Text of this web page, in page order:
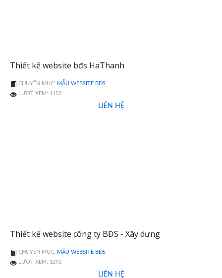
Thiết kế website bđs HaThanh
CHUYÊN MỤC: MẪU WEBSITE BĐS
LƯỢT XEM: 1152
LIÊN HỆ
Thiết kế website công ty BĐS - Xây dựng
CHUYÊN MỤC: MẪU WEBSITE BĐS
LƯỢT XEM: 1292
LIÊN HỆ